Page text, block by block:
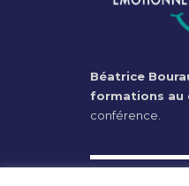
Béatrice
formations au
conférence.